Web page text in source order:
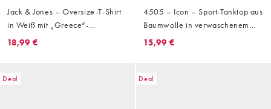
Jack & Jones – Oversize-T-Shirt
in Weiß mit „Greece“-
Rückenprint
18,99 €
4505 – Icon – Sport-Tanktop aus
Baumwolle in verwaschenem
Khaki mit Oversize-Schnitt und
15,99 €
Deal Deal